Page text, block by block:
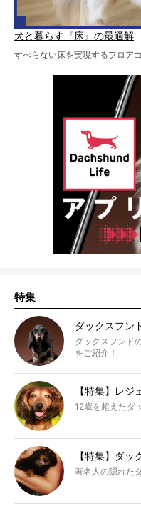
犬と暮らす『床』の最適解
すべらない床を実現するフロア
特集
ダックスフン
ダックスフンド
をご紹介！
【特集】レ
12歳を超えたダ
【特集】ダッ
著名人の隠れた